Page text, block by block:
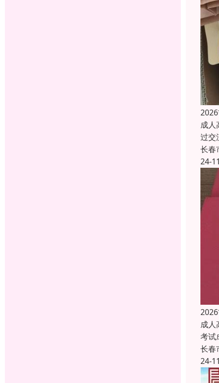
成人
过交
长春
24-
成人
考试
长春
24-